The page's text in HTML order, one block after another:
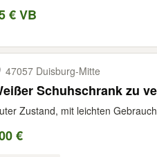
€ VB
47057 Duisburg-​Mitte
Schuhschrank zu
Zustand, mit leichten
€